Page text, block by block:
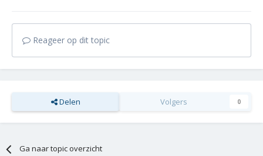
Reageer op dit topic
Delen Volgers 0
Ga naar topic overzicht